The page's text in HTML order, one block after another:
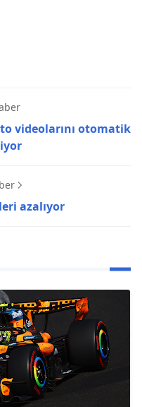
videolarını otomatik
azalıyor